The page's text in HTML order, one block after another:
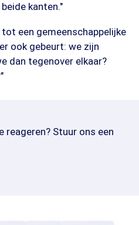
kanten."
een gemeenschappelijke
ook gebeurt: we zijn
dan tegenover elkaar?
reageren? Stuur ons een